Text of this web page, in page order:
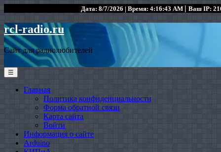
Дата: 8/7/2026 | Время: 4:16:43 AM | Ваш IP:
rcl-radio.ru
Сайт для радиолюбителей
☰
Главная
Политика конфиденциальности
Форма обратной связи
Карта сайта
Войти
Информация о сайте
Arduino